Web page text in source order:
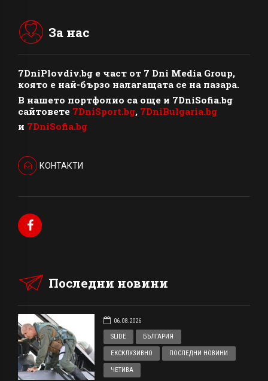
За нас
7DniPlovdiv.bg e част от 7 Dni Media Group,
която е най-бързо налагащата се на пазара.
В нашето портфолио са още и 7DniSofia.bg
сайтовете 7DniSport.bg, 7DniBulgaria.bg
и 7DniSofia.bg
КОНТАКТИ
Последни новини
06.08.2026
SLIDE
БЪЛГАРИЯ
ЕКСКЛУЗИВНО ПОСЛЕДНИ НОВИНИ
ЧЕТИВА